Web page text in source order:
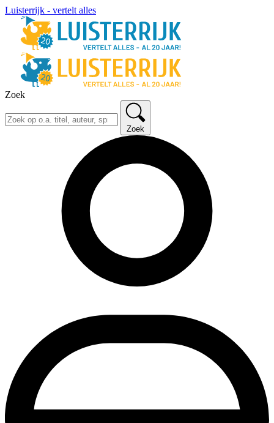
Luisterrijk - vertelt alles
Zoek
Zoek